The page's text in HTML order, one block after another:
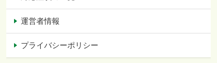
運営者情報
プライバシーポリシー